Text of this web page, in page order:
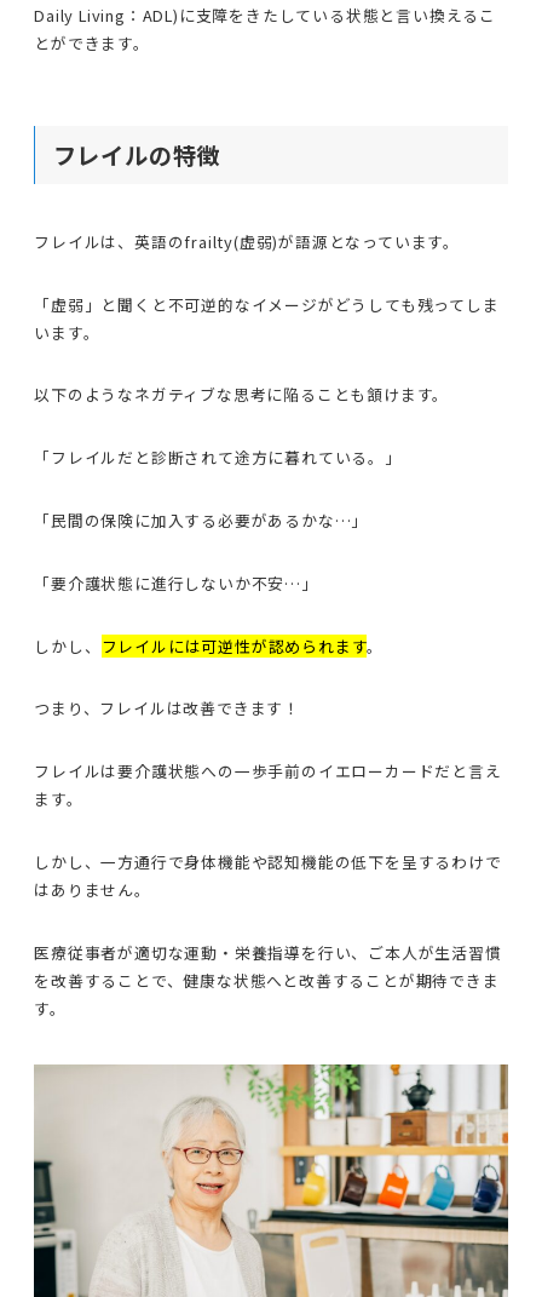
Daily Living：ADL)に支障をきたしている状態と言い換えるこ
とができます。
フレイルの特徴
フレイルは、英語のfrailty(虚弱)が語源となっています。
「虚弱」と聞くと不可逆的なイメージがどうしても残ってしま
います。
以下のようなネガティブな思考に陥ることも頷けます。
「フレイルだと診断されて途方に暮れている。」
「民間の保険に加入する必要があるかな…」
「要介護状態に進行しないか不安…」
しかし、 フレイルには可逆性が認められます。
つまり、フレイルは改善できます！
フレイルは要介護状態への一歩手前のイエローカードだと言え
ます。
しかし、一方通行で身体機能や認知機能の低下を呈するわけで
はありません。
医療従事者が適切な運動・栄養指導を行い、ご本人が生活習慣
を改善することで、健康な状態へと改善することが期待できま
す。